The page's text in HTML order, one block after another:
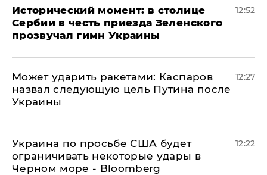
Исторический момент: в столице
Сербии в честь приезда Зеленского
прозвучал гимн Украины
12:52
Может ударить ракетами: Каспаров
назвал следующую цель Путина после
Украины
12:27
Украина по просьбе США будет
ограничивать некоторые удары в
Черном море - Bloomberg
12:22